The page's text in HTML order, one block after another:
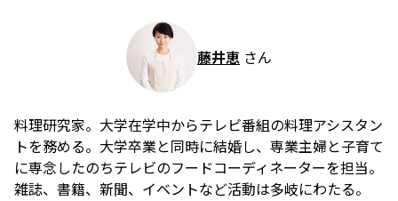
藤井恵 さん
料理研究家。大学在学中からテレビ番組の料理アシスタン
トを務める。大学卒業と同時に結婚し、専業主婦と子育て
に専念したのちテレビのフードコーディネーターを担当。
雑誌、書籍、新聞、イベントなど活動は多岐にわたる。